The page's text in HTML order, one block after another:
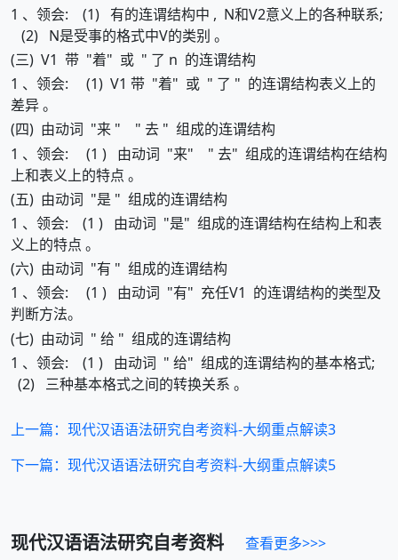
1 、领会: (1) 有的连谓结构中 , N和V2意义上的各种联系;
(2) N是受事的格式中V的类别 。
(三) V1 带 "着" 或 " 了 n 的连谓结构
1 、领会: (1) V1 带 "着" 或 " 了 " 的连谓结构表义上的
差异 。
(四) 由动词 "来 " " 去 " 组成的连谓结构
1 、领会: (1 ) 由动词 "来" " 去" 组成的连谓结构在结构
上和表义上的特点 。
(五) 由动词 "是 " 组成的连谓结构
1 、领会: (1 ) 由动词 "是" 组成的连谓结构在结构上和表
义上的特点 。
(六) 由动词 "有 " 组成的连谓结构
1 、领会: (1 ) 由动词 "有" 充任V1 的连谓结构的类型及
判断方法。
(七) 由动词 " 给 " 组成的连谓结构
1 、领会: (1 ) 由动词 " 给" 组成的连谓结构的基本格式;
(2) 三种基本格式之间的转换关系 。
上一篇：现代汉语语法研究自考资料-大纲重点解读3
下一篇：现代汉语语法研究自考资料-大纲重点解读5
现代汉语语法研究自考资料
查看更多>>>